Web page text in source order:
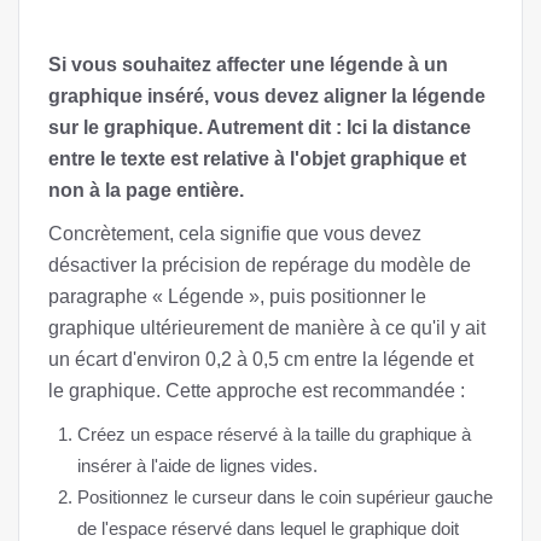
Si vous souhaitez affecter une légende à un
graphique inséré, vous devez aligner la légende
sur le graphique. Autrement dit : Ici la distance
entre le texte est relative à l'objet graphique et
non à la page entière.
Concrètement, cela signifie que vous devez
désactiver la précision de repérage du modèle de
paragraphe « Légende », puis positionner le
graphique ultérieurement de manière à ce qu'il y ait
un écart d'environ 0,2 à 0,5 cm entre la légende et
le graphique. Cette approche est recommandée :
Créez un espace réservé à la taille du graphique à
insérer à l'aide de lignes vides.
Positionnez le curseur dans le coin supérieur gauche
de l'espace réservé dans lequel le graphique doit